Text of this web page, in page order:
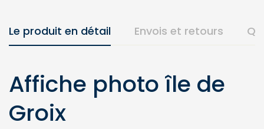
Le produit en détail Envois et retours
Affiche photo île de
Groix